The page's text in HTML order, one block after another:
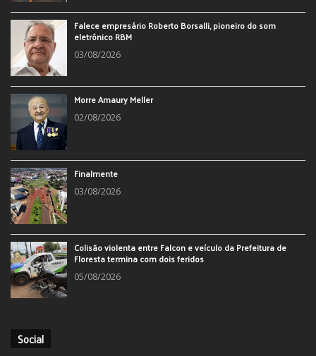
Falece empresário Roberto Borsalli, pioneiro do som
eletrônico RBM
03/08/2026
Morre Amaury Meller
02/08/2026
Finalmente
03/08/2026
Colisão violenta entre Falcon e veículo da Prefeitura de
Floresta termina com dois feridos
05/08/2026
Social